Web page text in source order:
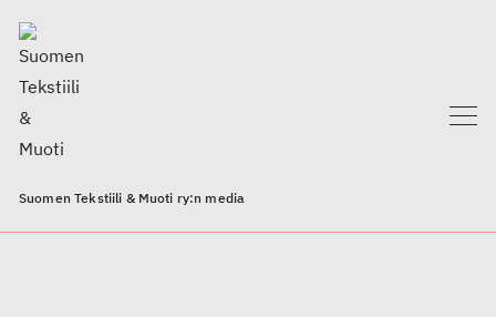
Suomen Tekstiili & Muoti ry:n media